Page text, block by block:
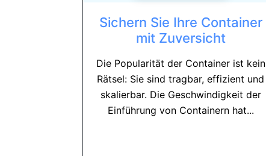
Sichern Sie Ihre Container
mit Zuversicht
Die Popularität der Container ist kein
Rätsel: Sie sind tragbar, effizient und
skalierbar. Die Geschwindigkeit der
Einführung von Containern hat...